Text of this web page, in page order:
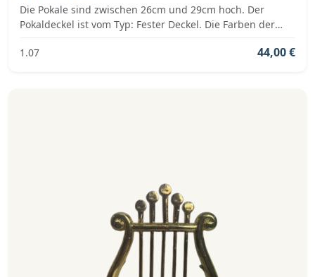
Die Pokale sind zwischen 26cm und 29cm hoch. Der
Pokaldeckel ist vom Typ: Fester Deckel. Die Farben der
1.07
44,00 €